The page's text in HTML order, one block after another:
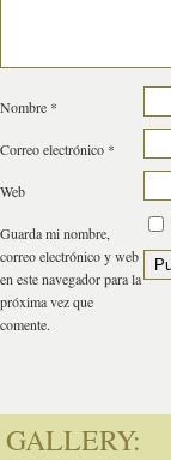
Nombre *
Correo electrónico *
Web
Guarda mi nombre,
correo electrónico y web
en este navegador para la
próxima vez que
comente.
GALLERY: